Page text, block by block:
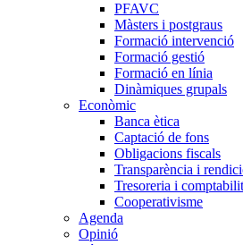
PFAVC
Màsters i postgraus
Formació intervenció
Formació gestió
Formació en línia
Dinàmiques grupals
Econòmic
Banca ètica
Captació de fons
Obligacions fiscals
Transparència i
Tresoreria i
Cooperativisme
Agenda
Opinió